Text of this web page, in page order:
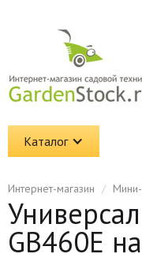
Каталог
Интернет-магазин /
GB460E